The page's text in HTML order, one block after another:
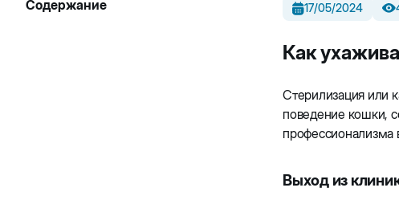
Содержание 17/05/2024
Как
Стерилизация или
поведение кошки,
профессионализма
Выход из